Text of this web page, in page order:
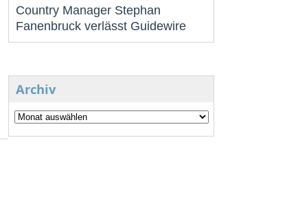
Country Manager Stephan
Fanenbruck verlässt Guidewire
Archiv